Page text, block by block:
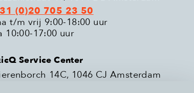
(0)20 705 23 50
t/m vrij 9:00-18:00 uur
10:00-17:00 uur
Service Center
14C, 1046 CJ Amsterdam